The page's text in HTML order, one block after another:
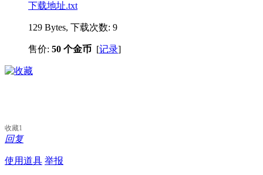
下载地址.txt
129 Bytes, 下载次数: 9
售价: 50 个金币 [记录]
收藏1
回复
使用道具 举报